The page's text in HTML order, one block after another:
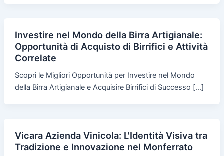
Investire nel Mondo della Birra Artigianale:
Opportunità di Acquisto di Birrifici e Attività
Correlate
Scopri le Migliori Opportunità per Investire nel Mondo
della Birra Artigianale e Acquisire Birrifici di Successo […]
Vicara Azienda Vinicola: L'Identità Visiva tra
Tradizione e Innovazione nel Monferrato